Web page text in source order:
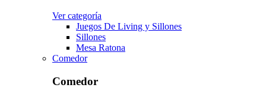
Ver categoría
Juegos De Living y Sillones
Sillones
Mesa Ratona
Comedor
Comedor